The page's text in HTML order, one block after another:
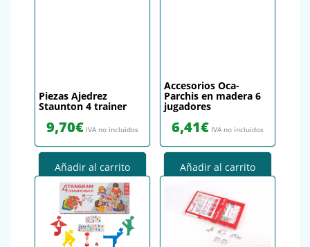
Piezas Ajedrez
Staunton 4 trainer
9,70€ IVA no incluidos
Añadir al carrito
Accesorios Oca-
Parchis en madera 6
jugadores
6,41€ IVA no incluidos
Añadir al carrito